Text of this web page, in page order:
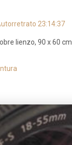
lienzo, 90 x 60 cm.